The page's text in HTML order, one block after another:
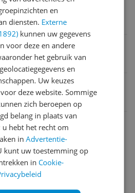
poorten
netwerk (LAN)
kenmerken
en ondersteuning
Merk en model
en
diensten. Externe
kunnen uw gegevens
voor deze en andere
het gebruik van
en
Uw keuzes
deze website. Sommige
zich beroepen op
belang in plaats van
hebt het recht om
inAdvertentie-
kunt uw toestemming op
in Cookie-